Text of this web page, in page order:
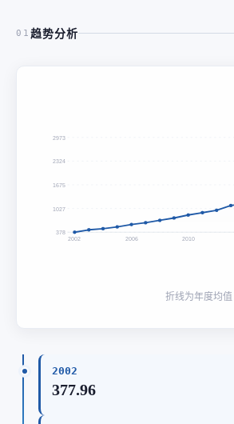
01 趋势分析
2973
2324
1675
1027
378
2002 2006 2010
折线为年度均值
2002
377.96